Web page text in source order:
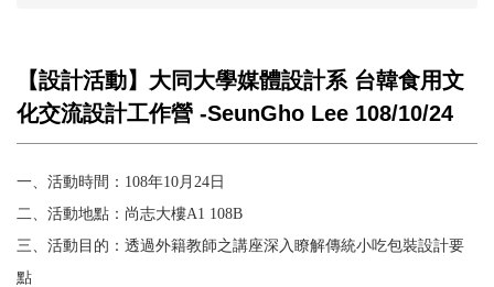
【設計活動】大同大學媒體設計系 台韓食用文
化交流設計工作營 -SeunGho Lee 108/10/24
一、活動時間： 108年10 月 24 日
二、活動地點：尚志大樓A1 108B
三、活動目的：透過外籍教師之講座深入瞭解傳統小吃包裝設計要
點